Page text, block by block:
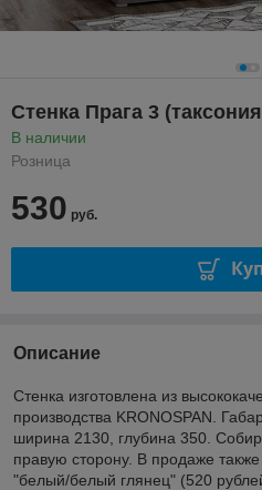
Стенка Прага 3
В наличии
Розница
530 руб.
Описание
Стенка изготовлена из
производства KRONOSPAN.
ширина 2130, глубина 350.
правую сторону. В продаже
"белый/белый глянец" (520